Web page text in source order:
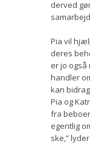
derved
Pia vil
deres
er jo også
handler
kan
Pia og
fra
egentlig
ske,”